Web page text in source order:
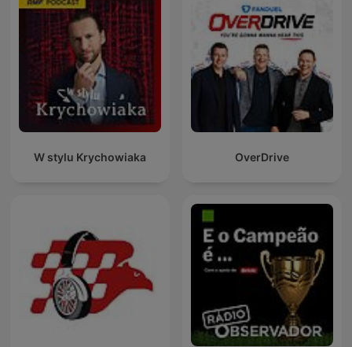
W stylu Krychowiaka OverDrive